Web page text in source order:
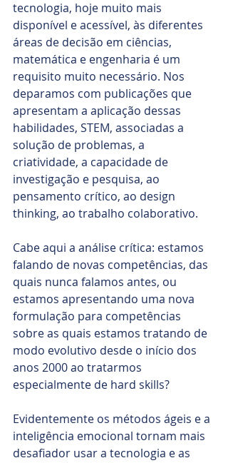
tecnologia, hoje muito mais
disponível e acessível, às diferentes
áreas de decisão em ciências,
matemática e engenharia é um
requisito muito necessário. Nos
deparamos com publicações que
apresentam a aplicação dessas
habilidades, STEM, associadas a
solução de problemas, a
criatividade, a capacidade de
investigação e pesquisa, ao
pensamento crítico, ao design
thinking, ao trabalho colaborativo.
Cabe aqui a análise crítica: estamos
falando de novas competências, das
quais nunca falamos antes, ou
estamos apresentando uma nova
formulação para competências
sobre as quais estamos tratando de
modo evolutivo desde o início dos
anos 2000 ao tratarmos
especialmente de hard skills?
Evidentemente os métodos ágeis e a
inteligência emocional tornam mais
desafiador usar a tecnologia e as